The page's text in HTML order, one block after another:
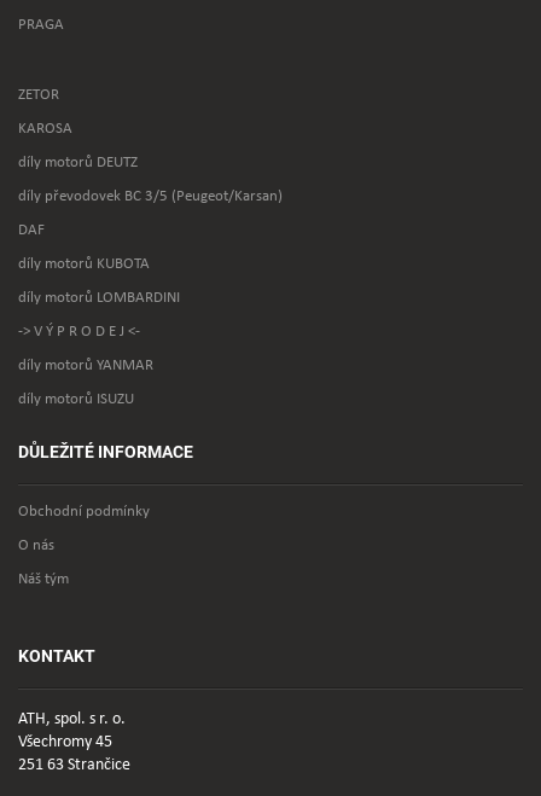
PRAGA
ZETOR
KAROSA
díly motorů DEUTZ
díly převodovek BC 3/5 (Peugeot/Karsan)
DAF
díly motorů KUBOTA
díly motorů LOMBARDINI
-> V Ý P R O D E J <-
díly motorů YANMAR
díly motorů ISUZU
DŮLEŽITÉ INFORMACE
Obchodní podmínky
O nás
Náš tým
KONTAKT
ATH, spol. s r. o.
Všechromy 45
251 63 Strančice